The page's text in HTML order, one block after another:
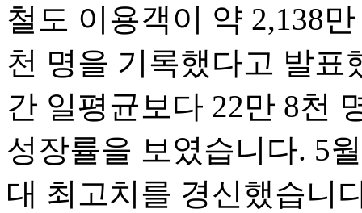
철도 이용객이 약 2,138
천 명을 기록했다고 발표
간 일평균보다 22만 8천
성장률을 보였습니다. 5
대 최고치를 경신했습니